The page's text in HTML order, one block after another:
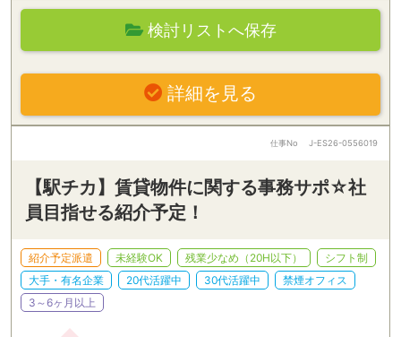
検討リストへ保存
詳細を見る
仕事No J-ES26-0556019
【駅チカ】賃貸物件に関する事務サポ☆社
員目指せる紹介予定！
紹介予定派遣 未経験OK 残業少なめ（20H以下）
シフト制
大手・有名企業
20代活躍中 30代活躍中
禁煙オフィス
3～6ヶ月以上